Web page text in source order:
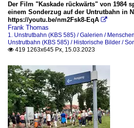
Der Film "Kaskade rückwärts" von 1984
einem Sonderzug auf der Untrutbahn in
https://youtu.be/nm2Fsk8-EqA 
Frank Thomas
1. Unstrutbahn (KBS 585) / Galerien /
Unstrutbahn (KBS 585) / Historische Bilder /
 419 1263x645 Px, 15.03.2023